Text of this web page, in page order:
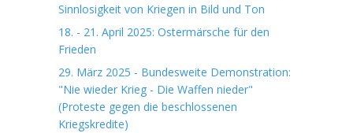
Sinnlosigkeit von Kriegen in Bild und Ton
18. - 21. April 2025: Ostermärsche für den
Frieden
29. März 2025 - Bundesweite Demonstration:
"Nie wieder Krieg - Die Waffen nieder"
(Proteste gegen die beschlossenen
Kriegskredite)